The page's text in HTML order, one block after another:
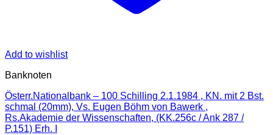
Add to wishlist
Banknoten
Österr.Nationalbank – 100 Schilling 2.1.1984 , KN. mit 2 Bst.
schmal (20mm), Vs. Eugen Böhm von Bawerk ,
Rs.Akademie der Wissenschaften, (KK.256c / Ank 287 /
P.151) Erh. I